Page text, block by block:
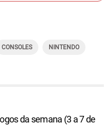
CONSOLES NINTENDO
da semana (3 a 7 de